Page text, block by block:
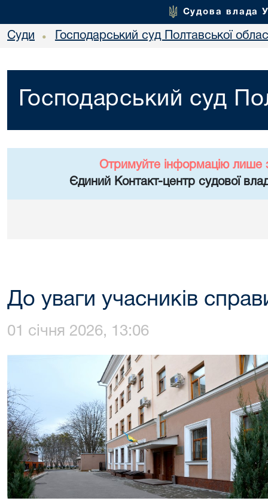
Судова влада
Суди • Господарський суд Полтавської
Господарський суд
Отримуйте інформацію лише
Єдиний Контакт-центр судової
До уваги учасників
01 січня 2026, 13:06